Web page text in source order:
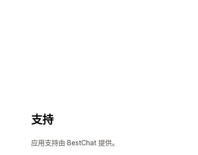
支持
应用支持由 BestChat 提供。